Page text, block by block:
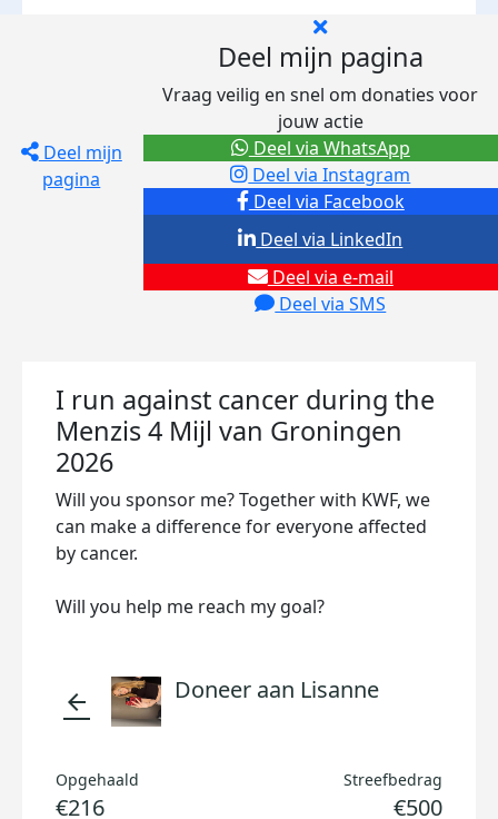
Deel mijn
pagina
Deel mijn pagina
Vraag veilig en snel om donaties voor
jouw actie
Deel via Facebook
Deel via Instagram
Deel via e-mail
Deel via SMS
Deel via LinkedIn
Deel via WhatsApp
I run against cancer during the
Menzis 4 Mijl van Groningen
2026
Will you sponsor me? Together with KWF, we
can make a difference for everyone affected
by cancer.
Will you help me reach my goal?
arrow_back Doneer aan Lisanne
Opgehaald
€216
Streefbedrag
€500